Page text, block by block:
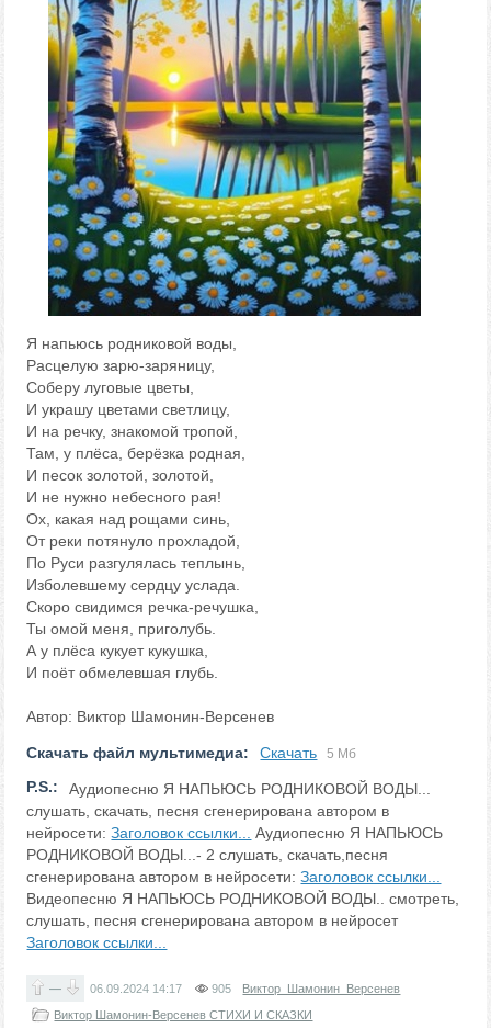
Я напьюсь родниковой воды,
Расцелую зарю-заряницу,
Соберу луговые цветы,
И украшу цветами светлицу,
И на речку, знакомой тропой,
Там, у плёса, берёзка родная,
И песок золотой, золотой,
И не нужно небесного рая!
Ох, какая над рощами синь,
От реки потянуло прохладой,
По Руси разгулялась теплынь,
Изболевшему сердцу услада.
Скоро свидимся речка-речушка,
Ты омой меня, приголубь.
А у плёса кукует кукушка,
И поёт обмелевшая глубь.
Автор: Виктор Шамонин-Версенев
Скачать файл мультимедиа: Скачать 5 Мб
P.S.:
Аудиопесню Я НАПЬЮСЬ РОДНИКОВОЙ ВОДЫ...
слушать, скачать, песня сгенерирована автором в
нейросети:Заголовок ссылки...
Аудиопесню Я НАПЬЮСЬ
РОДНИКОВОЙ ВОДЫ...- 2 слушать, скачать,песня
сгенерирована автором в нейросети:Заголовок ссылки...
Видеопесню Я НАПЬЮСЬ РОДНИКОВОЙ ВОДЫ.. смотреть,
слушать, песня сгенерирована автором в нейросет
Заголовок ссылки...
— 06.09.2024 14:17 905
Виктор_Шамонин_Версенев
Виктор Шамонин-Версенев СТИХИ И СКАЗКИ